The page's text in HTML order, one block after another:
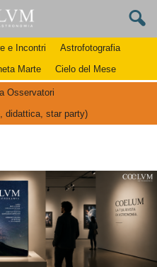
e Incontri
Astrofotografia
Marte Cielo del Mese
Osservatori
didattica, star party)